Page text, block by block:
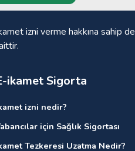
izni verme hakkına sahip
ikamet Sigorta
izni nedir?
için Sağlık Sigortası
Tezkeresi Uzatma Nedir?